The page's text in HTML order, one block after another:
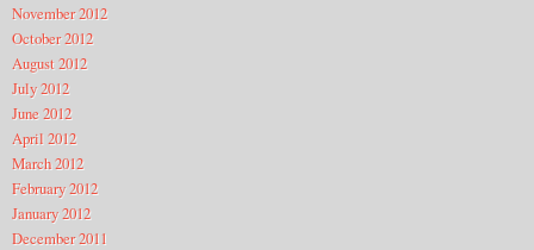
November 2012
October 2012
August 2012
July 2012
June 2012
April 2012
March 2012
February 2012
January 2012
December 2011